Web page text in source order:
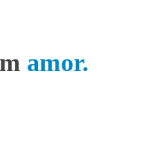
amor.